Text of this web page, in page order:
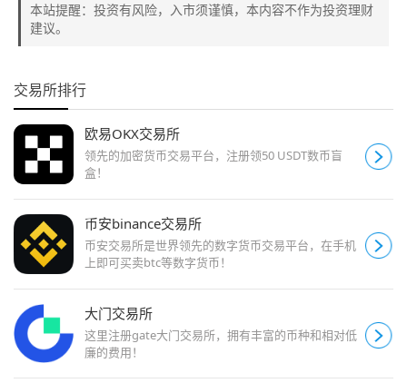
本站提醒：投资有风险，入市须谨慎，本内容不作为投资理财
建议。
交易所排行
欧易OKX交易所
领先的加密货币交易平台，注册领50 USDT数币盲
盒！
币安binance交易所
币安交易所是世界领先的数字货币交易平台，在手机
上即可买卖btc等数字货币！
大门交易所
这里注册gate大门交易所，拥有丰富的币种和相对低
廉的费用！